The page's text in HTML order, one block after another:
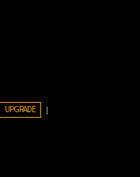
UPGRADE